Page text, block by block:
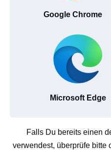
Google Chrome
Microsoft Edge
Falls Du bereits einen
verwendest, überprüfe bitte